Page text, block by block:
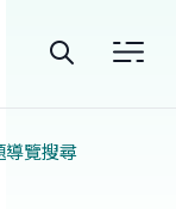
站
導覽搜尋